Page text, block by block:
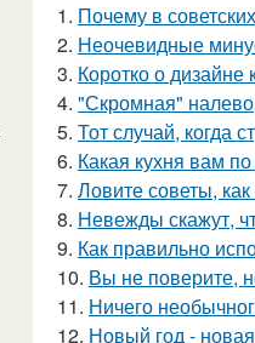
1. Почему в
2. Неочевидные
3. Коротко о дизайне
4. "Скромная"
5. Тот случай, когда
6. Какая кухня вам
7. Ловите советы,
8. Невежды скажут,
9. Как правильно
10. Вы не поверите,
11. Ничего
12. Новый год -